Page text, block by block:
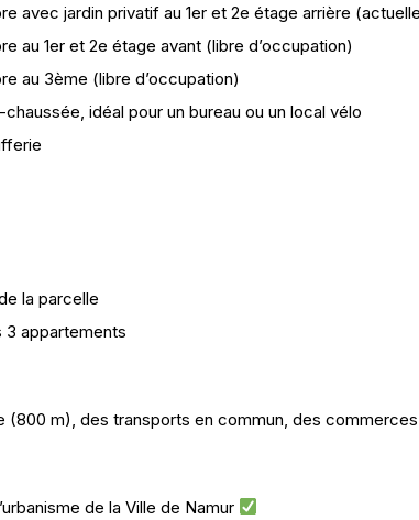
avec jardin privatif au 1er et 2e étage arrière
au 1er et 2e étage avant (libre d’occupation)
au 3ème (libre d’occupation)
idéal pour un bureau ou un local vélo
la parcelle
appartements
(800 m), des transports en commun, des
de la Ville de Namur